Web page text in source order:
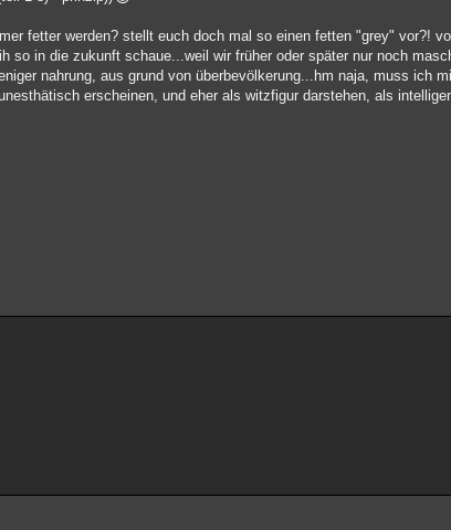
fetter werden? stellt euch doch mal so einen fetten "grey" vor?!
so in die zukunft schaue...weil wir früher oder später nur noch
nahrung, aus grund von überbevölkerung...hm naja, muss ich
erscheinen, und eher als witzfigur darstehen, als